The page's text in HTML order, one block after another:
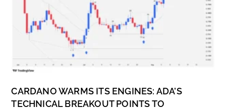
CARDANO WARMS ITS ENGINES: ADA’S
TECHNICAL BREAKOUT POINTS TO